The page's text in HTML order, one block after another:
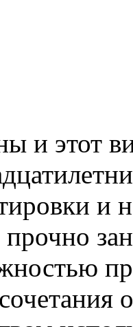
и этот